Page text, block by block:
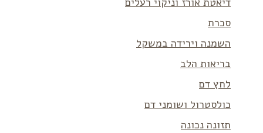
סכרת
השמנה וירידה במשקל
בריאות הלב
לחץ דם
כולסטרול ושומני דם
תזונה נכונה